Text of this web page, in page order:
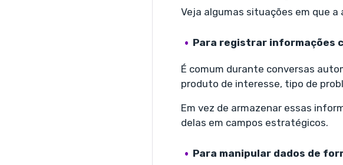
Veja algumas situações em que a
Para registrar informações
É comum durante conversas
produto de interesse, tipo de
Em vez de armazenar essas
delas em campos estratégicos.
Para manipular dados de fo